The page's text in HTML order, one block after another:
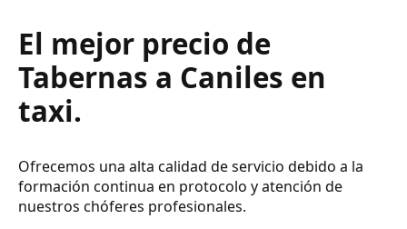
El mejor precio de
Tabernas a Caniles en
taxi.
Ofrecemos una alta calidad de servicio debido a la
formación continua en protocolo y atención de
nuestros chóferes profesionales.